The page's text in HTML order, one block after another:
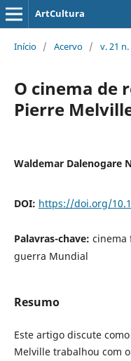
ArtCultura
Início / Acervo / v. 21
O cinema de
Pierre
Waldemar Dalenogare
DOI: https://doi.org/
Palavras-chave: cinema
guerra Mundial
Resumo
Este artigo discute
Melville trabalhou com